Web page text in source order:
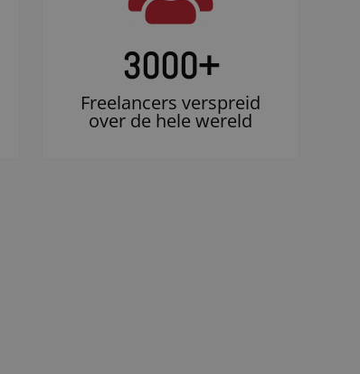
3000+
Freelancers verspreid
over de hele wereld